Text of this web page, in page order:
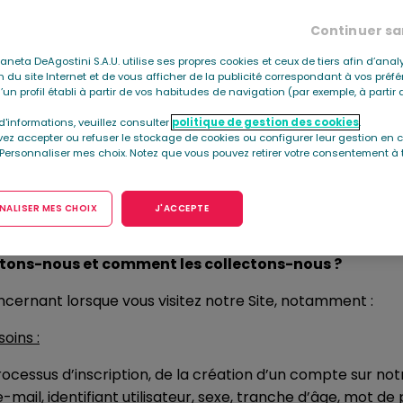
? Qui sont les sous-traitants ?
NIF A-58066333 et dont le siège social est situé
le responsable du traitement de vos données à
des données en écrivant à deapublishing-
105, 08038 - Barcelona, Espagne.
de vos données à caractère personnel, veuillez lire
nous et comment les collectons-nous ?
lorsque vous visitez notre Site, notamment :
:
d’inscription, de la création d’un compte sur
identifiant utilisateur, sexe, tranche d’âge, mot de
DeAgostini S.A.U. utilise ses propres cookies et ceux de tiers afin
du site Internet et de vous afficher de la publicité correspondant à vos
profil établi à partir de vos habitudes de navigation (par exemple, à partir
veuillez consulter politique de gestion des cookies.
accepter ou refuser le stockage de cookies ou configurer leur gestion en
mes choix. Notez que vous pouvez retirer votre consentement à
J'ACCEPTE
MES CHOIX
Continuer